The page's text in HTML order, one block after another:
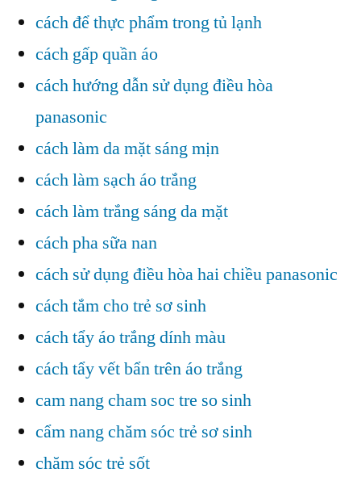
cách để thực phẩm trong tủ lạnh
cách gấp quần áo
cách hướng dẫn sử dụng điều hòa
panasonic
cách làm da mặt sáng mịn
cách làm sạch áo trắng
cách làm trắng sáng da mặt
cách pha sữa nan
cách sử dụng điều hòa hai chiều panasonic
cách tắm cho trẻ sơ sinh
cách tẩy áo trắng dính màu
cách tẩy vết bẩn trên áo trắng
cam nang cham soc tre so sinh
cẩm nang chăm sóc trẻ sơ sinh
chăm sóc trẻ sốt